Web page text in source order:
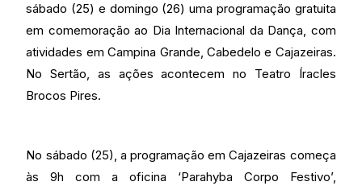
sábado (25) e domingo (26) uma programação gratuita
em comemoração ao Dia Internacional da Dança, com
atividades em Campina Grande, Cabedelo e Cajazeiras.
No Sertão, as ações acontecem no Teatro Íracles
Brocos Pires.
No sábado (25), a programação em Cajazeiras começa
às 9h com a oficina ‘Parahyba Corpo Festivo’,